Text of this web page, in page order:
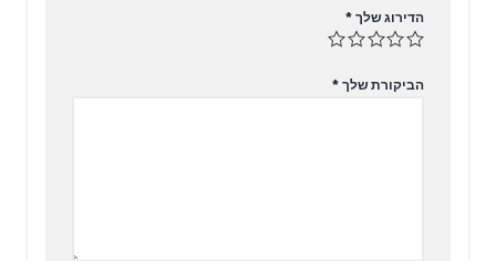
הדירוג שלך *
הביקורת שלך *